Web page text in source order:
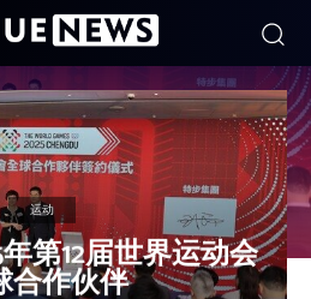
运动
第12届世界运动会
合作伙伴